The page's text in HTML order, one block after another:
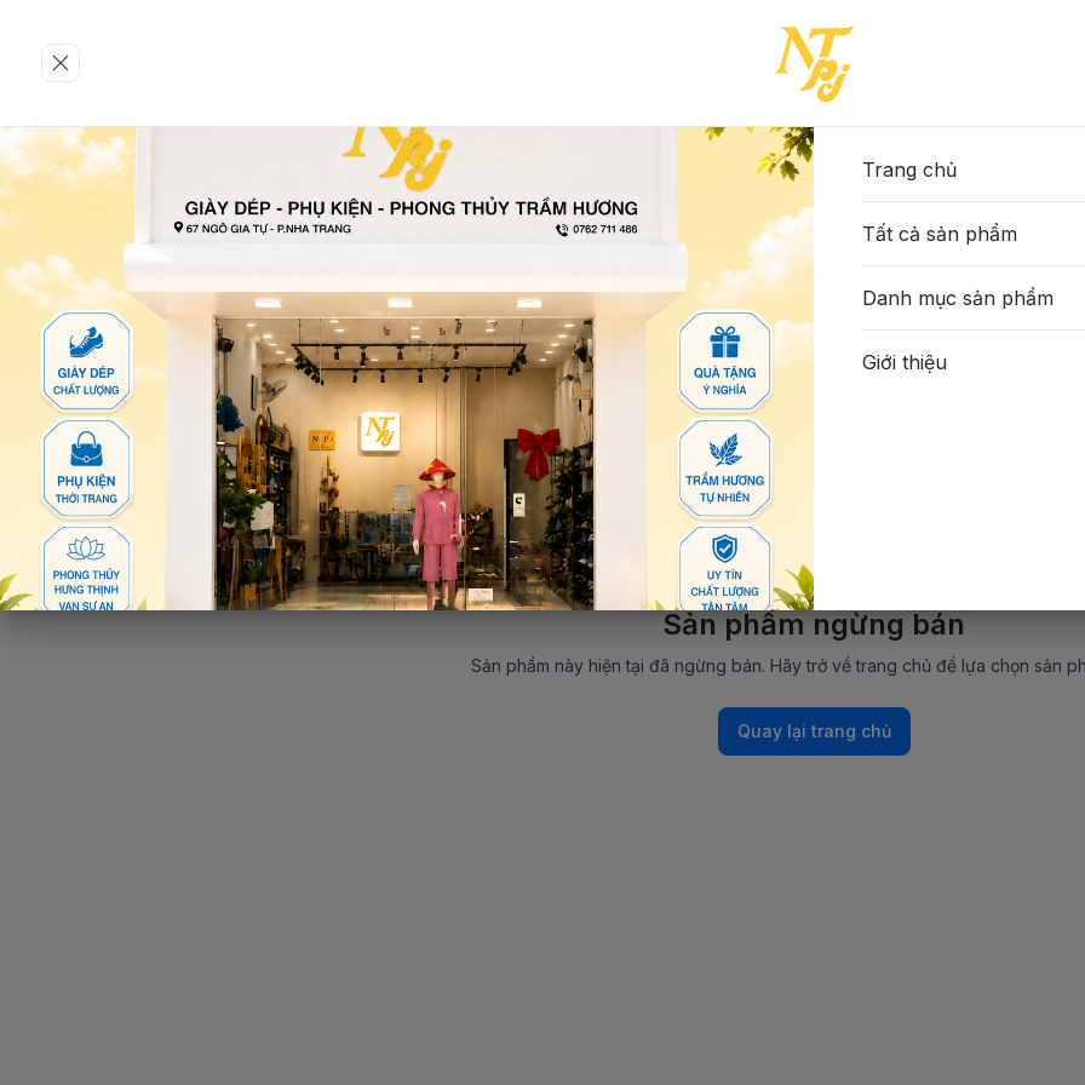
Sản phẩm ngừng bán
Sản phẩm này hiện tại đã ngừng bán. Hãy trở về trang chủ để lựa chọn sản
Quay lại trang chủ
Trang chủ
Tất cả sản phẩm
Danh mục sản phẩm
Giới thiệu